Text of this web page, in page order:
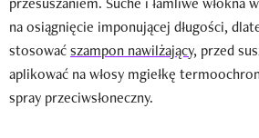
na osiągnięcie imponującej długości,
stosowaćszampon nawilżający, przed
aplikować na włosy mgiełkę
spray przeciwsłoneczny.